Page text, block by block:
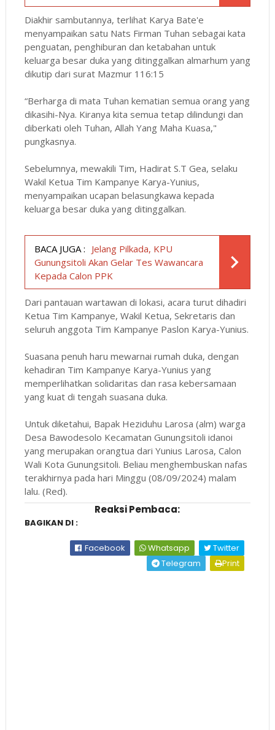
Diakhir sambutannya, terlihat Karya Bate'e
menyampaikan satu Nats Firman Tuhan sebagai kata
penguatan, penghiburan dan ketabahan untuk
keluarga besar duka yang ditinggalkan almarhum yang
dikutip dari surat Mazmur 116:15
“Berharga di mata Tuhan kematian semua orang yang
dikasihi-Nya. Kiranya kita semua tetap dilindungi dan
diberkati oleh Tuhan, Allah Yang Maha Kuasa,"
pungkasnya.
Sebelumnya, mewakili Tim, Hadirat S.T Gea, selaku
Wakil Ketua Tim Kampanye Karya-Yunius,
menyampaikan ucapan belasungkawa kepada
keluarga besar duka yang ditinggalkan.
BACA JUGA : Jelang Pilkada, KPU
Gunungsitoli Akan Gelar Tes Wawancara
Kepada Calon PPK
Dari pantauan wartawan di lokasi, acara turut dihadiri
Ketua Tim Kampanye, Wakil Ketua, Sekretaris dan
seluruh anggota Tim Kampanye Paslon Karya-Yunius.
Suasana penuh haru mewarnai rumah duka, dengan
kehadiran Tim Kampanye Karya-Yunius yang
memperlihatkan solidaritas dan rasa kebersamaan
yang kuat di tengah suasana duka.
Untuk diketahui, Bapak Heziduhu Larosa (alm) warga
Desa Bawodesolo Kecamatan Gunungsitoli idanoi
yang merupakan orangtua dari Yunius Larosa, Calon
Wali Kota Gunungsitoli. Beliau menghembuskan nafas
terakhirnya pada hari Minggu (08/09/2024) malam
lalu. (Red).
Reaksi Pembaca:
BAGIKAN DI :
Facebook Whatsapp
Twitter
Telegram
Print